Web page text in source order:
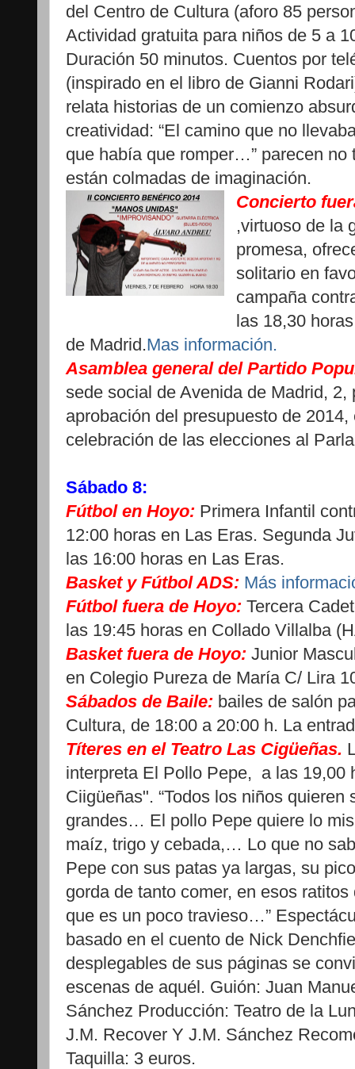
del Centro de Cultura (aforo 85
Actividad gratuita para niños de 5 a
Duración 50 minutos. Cuentos por
(inspirado en el libro de Gianni
relata historias de un comienzo
creatividad: “El camino que no
que había que romper…” parecen no
están colmadas de imaginación.
Concierto
,virtuoso de la
promesa,
solitario en
campaña
las 18,30
de Madrid.Mas información.
Asamblea general del Partido
sede social de Avenida de Madrid,
aprobación del presupuesto de
celebración de las elecciones al
Sábado 8:
Fútbol en Hoyo: Primera Infantil
12:00 horas en Las Eras. Segunda
las 16:00 horas en Las Eras.
Basket y Fútbol ADS: Más
Fútbol fuera de Hoyo: Tercera
las 19:45 horas en Collado Villalba
Basket fuera de Hoyo: Junior
en Colegio Pureza de María C/ Lira
Sábados de Baile: bailes de salón
Cultura, de 18:00 a 20:00 h. La
Títeres en el Teatro Las Cigüeñas.
interpreta El Pollo Pepe, a las 19,00
Ciigüeñas". “Todos los niños
grandes… El pollo Pepe quiere lo
maíz, trigo y cebada,… Lo que no
Pepe con sus patas ya largas, su
gorda de tanto comer, en esos
que es un poco travieso…”
basado en el cuento de Nick
desplegables de sus páginas se
escenas de aquél. Guión: Juan
Sánchez Producción: Teatro de la
J.M. Recover Y J.M. Sánchez
Taquilla: 3 euros.